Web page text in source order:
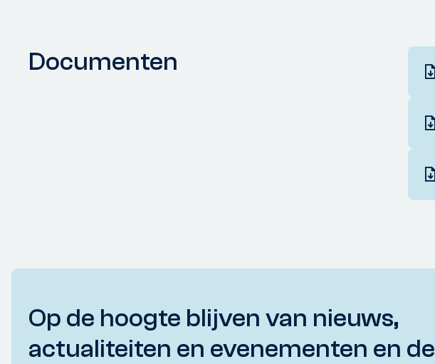
Documenten
Op de hoogte blijven van nieuws,
actualiteiten en evenementen en de